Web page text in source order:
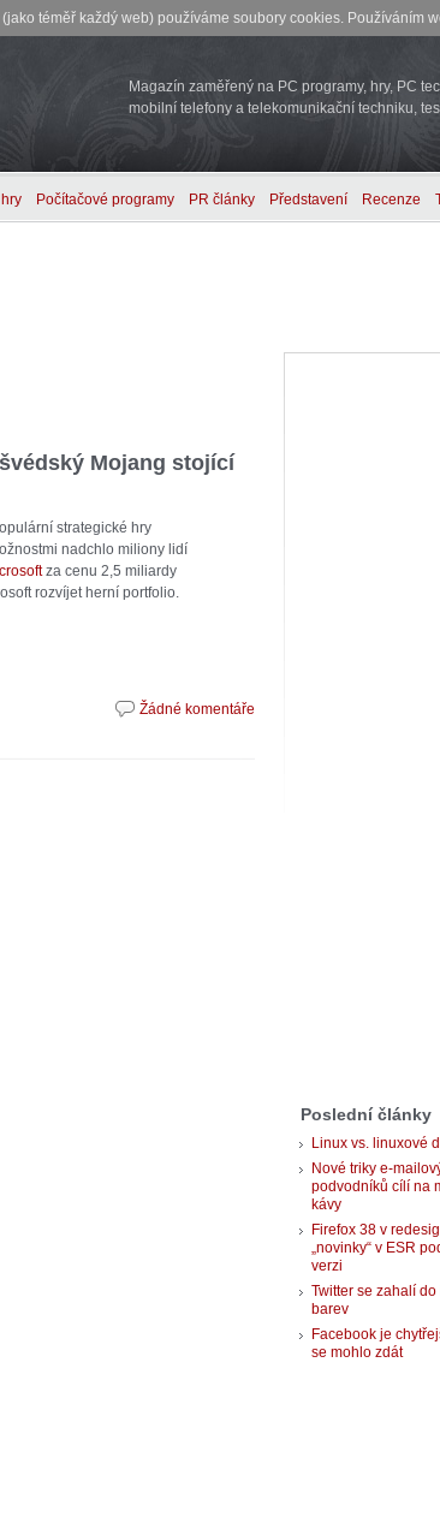
téměř každý web) používáme soubory cookies. Používáním
Magazín zaměřený na PC programy, hry, PC
mobilní telefony a telekomunikační techniku,
Počítačové programy PR články Představení Recenze
Mojang stojící
strategické hry
nadchlo miliony lidí
za cenu 2,5 miliardy
rozvíjet herní portfolio.
Žádné komentáře
Poslední články
Linux vs. linuxové
Nové triky e-
podvodníků cílí na
kávy
Firefox 38 v
„novinky“ v ESR
verzi
Twitter se zahalí do
barev
Facebook je
se mohlo zdát